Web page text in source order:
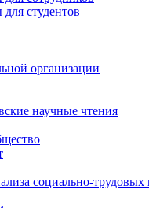
студентов
организации
научные чтения
социально-трудовых